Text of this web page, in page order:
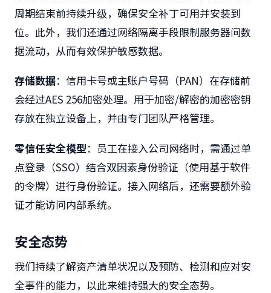
周期结束前持续升级，确保安全补丁可用并安装到
位。此外，我们还通过网络隔离手段限制服务器间数
据流动，从而有效保护敏感数据。
存储数据：信用卡号或主账户号码（PAN）在存储前
会经过AES 256加密处理。用于加密/解密的加密密钥
存放在独立设备上，并由专门团队严格管理。
零信任安全模型：员工在接入公司网络时，需通过单
点登录（SSO）结合双因素身份验证（使用基于软件
的令牌）进行身份验证。接入网络后，还需要​额外验
证才能访问内部系统。
安全态势
我们持续了解资产清单状况以及预防、检测和应对安
全事件的能力，以此来维持强大的安全态势。